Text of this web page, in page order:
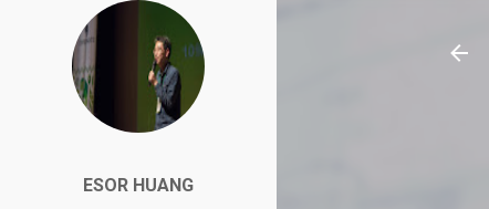
ESOR HUANG